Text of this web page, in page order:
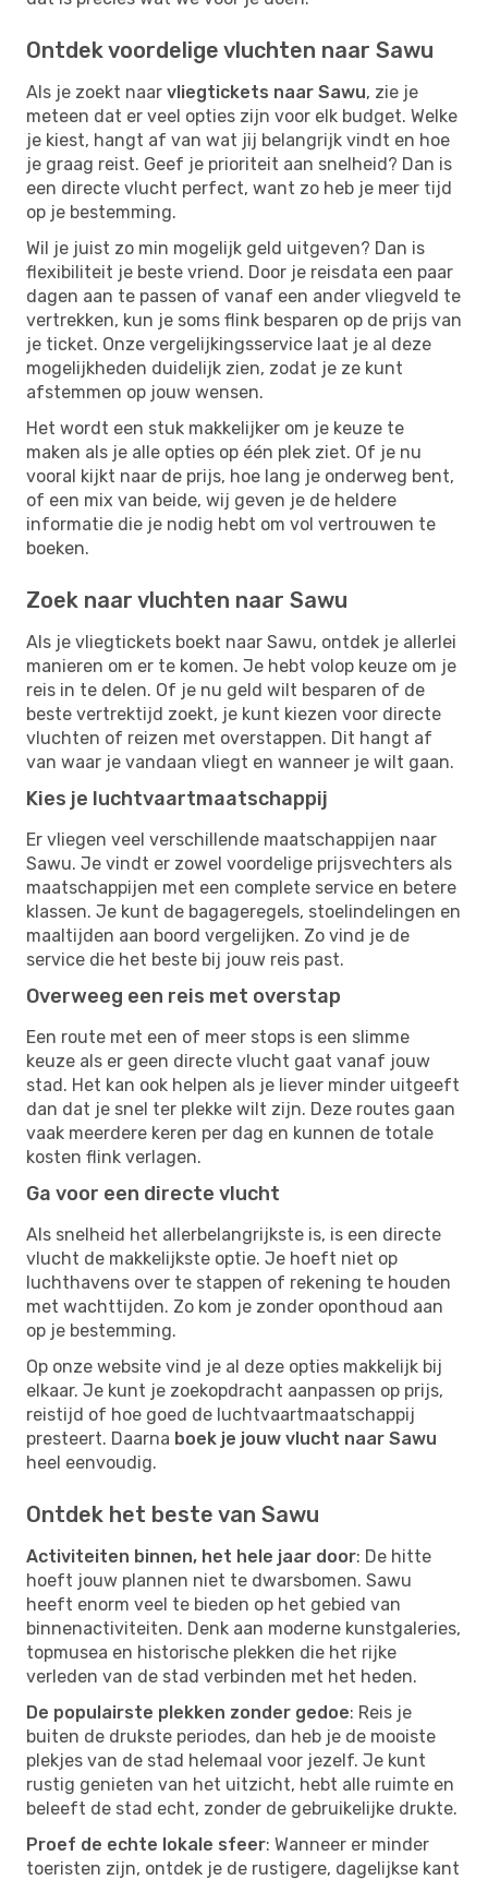
Ontdek voordelige vluchten naar Sawu
Als je zoekt naar vliegtickets naar Sawu, zie je
meteen dat er veel opties zijn voor elk budget. Welke
je kiest, hangt af van wat jij belangrijk vindt en hoe
je graag reist. Geef je prioriteit aan snelheid? Dan is
een directe vlucht perfect, want zo heb je meer tijd
op je bestemming.
Wil je juist zo min mogelijk geld uitgeven? Dan is
flexibiliteit je beste vriend. Door je reisdata een paar
dagen aan te passen of vanaf een ander vliegveld te
vertrekken, kun je soms flink besparen op de prijs van
je ticket. Onze vergelijkingsservice laat je al deze
mogelijkheden duidelijk zien, zodat je ze kunt
afstemmen op jouw wensen.
Het wordt een stuk makkelijker om je keuze te
maken als je alle opties op één plek ziet. Of je nu
vooral kijkt naar de prijs, hoe lang je onderweg bent,
of een mix van beide, wij geven je de heldere
informatie die je nodig hebt om vol vertrouwen te
boeken.
Zoek naar vluchten naar Sawu
Als je vliegtickets boekt naar Sawu, ontdek je allerlei
manieren om er te komen. Je hebt volop keuze om je
reis in te delen. Of je nu geld wilt besparen of de
beste vertrektijd zoekt, je kunt kiezen voor directe
vluchten of reizen met overstappen. Dit hangt af
van waar je vandaan vliegt en wanneer je wilt gaan.
Kies je luchtvaartmaatschappij
Er vliegen veel verschillende maatschappijen naar
Sawu. Je vindt er zowel voordelige prijsvechters als
maatschappijen met een complete service en betere
klassen. Je kunt de bagageregels, stoelindelingen en
maaltijden aan boord vergelijken. Zo vind je de
service die het beste bij jouw reis past.
Overweeg een reis met overstap
Een route met een of meer stops is een slimme
keuze als er geen directe vlucht gaat vanaf jouw
stad. Het kan ook helpen als je liever minder uitgeeft
dan dat je snel ter plekke wilt zijn. Deze routes gaan
vaak meerdere keren per dag en kunnen de totale
kosten flink verlagen.
Ga voor een directe vlucht
Als snelheid het allerbelangrijkste is, is een directe
vlucht de makkelijkste optie. Je hoeft niet op
luchthavens over te stappen of rekening te houden
met wachttijden. Zo kom je zonder oponthoud aan
op je bestemming.
Op onze website vind je al deze opties makkelijk bij
elkaar. Je kunt je zoekopdracht aanpassen op prijs,
reistijd of hoe goed de luchtvaartmaatschappij
presteert. Daarna boek je jouw vlucht naar Sawu
heel eenvoudig.
Ontdek het beste van Sawu
Activiteiten binnen, het hele jaar door: De hitte
hoeft jouw plannen niet te dwarsbomen. Sawu
heeft enorm veel te bieden op het gebied van
binnenactiviteiten. Denk aan moderne kunstgaleries,
topmusea en historische plekken die het rijke
verleden van de stad verbinden met het heden.
De populairste plekken zonder gedoe: Reis je
buiten de drukste periodes, dan heb je de mooiste
plekjes van de stad helemaal voor jezelf. Je kunt
rustig genieten van het uitzicht, hebt alle ruimte en
beleeft de stad echt, zonder de gebruikelijke drukte.
Proef de echte lokale sfeer: Wanneer er minder
toeristen zijn, ontdek je de rustigere, dagelijkse kant